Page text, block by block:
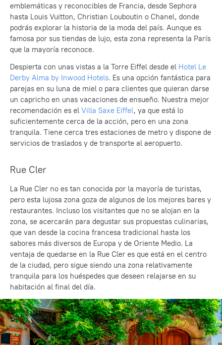
emblemáticas y reconocibles de Francia, desde Sephora
hasta Louis Vuitton, Christian Louboutin o Chanel, donde
podrás explorar la historia de la moda del país. Aunque es
famosa por sus tiendas de lujo, esta zona representa la París
que la mayoría reconoce.
Despierta con unas vistas a la Torre Eiffel desde el Hotel Le
Derby Alma by Inwood Hotels. Es una opción fantástica para
parejas en su luna de miel o para clientes que quieran darse
un capricho en unas vacaciones de ensueño. Nuestra mejor
recomendación es el Villa Saxe Eiffel, ya que está lo
suficientemente cerca de la acción, pero en una zona
tranquila. Tiene cerca tres estaciones de metro y dispone de
servicios de traslados y de transporte al aeropuerto.
Rue Cler
La Rue Cler no es tan conocida por la mayoría de turistas,
pero esta lujosa zona goza de algunos de los mejores bares y
restaurantes. Incluso los visitantes que no se alojan en la
zona, se acercarán para degustar sus propuestas culinarias,
que van desde la cocina francesa tradicional hasta los
sabores más diversos de Europa y de Oriente Medio. La
ventaja de quedarse en la Rue Cler es que está en el centro
de la ciudad, pero sigue siendo una zona relativamente
tranquila para los huéspedes que deseen relajarse en su
habitación al final del día.